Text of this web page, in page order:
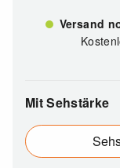
Versand
Mit Sehstärke